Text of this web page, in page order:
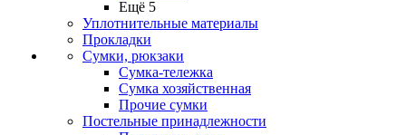
Ещё 5
Уплотнительные материалы
Прокладки
Сумки, рюкзаки
Сумка-тележка
Сумка хозяйственная
Прочие сумки
Постельные принадлежности